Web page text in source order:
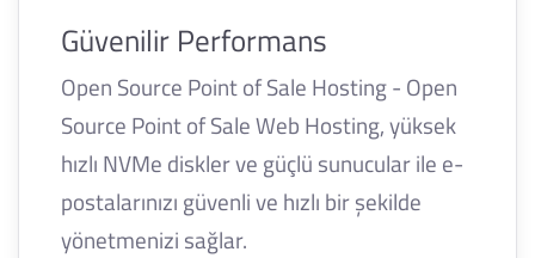
Güvenilir Performans
Open Source Point of Sale Hosting - Open
Source Point of Sale Web Hosting, yüksek
hızlı NVMe diskler ve güçlü sunucular ile e-
postalarınızı güvenli ve hızlı bir şekilde
yönetmenizi sağlar.